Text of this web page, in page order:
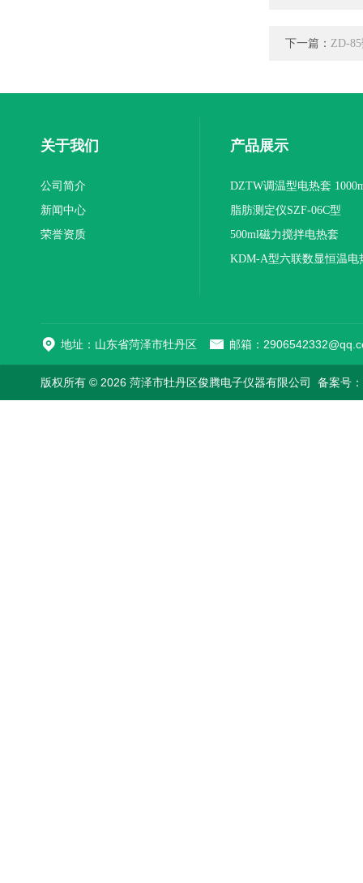
下一篇： ZD-
关于我们
公司简介
新闻中心
荣誉资质
产品展示
DZTW调温型电热套
联
脂肪测定仪SZF-06C型
500ml磁力搅拌电热套
KDM-A型六联数显恒温电
地址：山东省菏泽市牡丹区 邮箱：
版权所有 © 2026 菏泽市牡丹区俊腾电子仪器有限公司 备案号